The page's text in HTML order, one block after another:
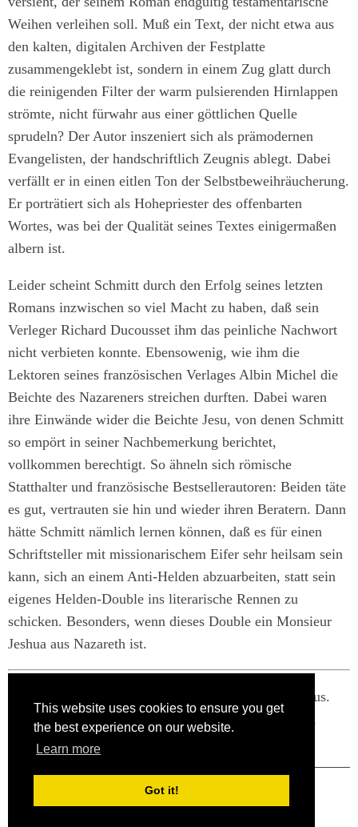
This website uses cookies to ensure you get
the best experience on our website.
Learn more
Got it!
Weihen verleihen soll. Muß ein Text, der nicht etwa aus
den kalten, digitalen Archiven der Festplatte
zusammengeklebt ist, sondern in einem Zug glatt durch
die reinigenden Filter der warm pulsierenden Hirnlappen
strömte, nicht fürwahr aus einer göttlichen Quelle
sprudeln? Der Autor inszeniert sich als prämodernen
Evangelisten, der handschriftlich Zeugnis ablegt. Dabei
verfällt er in einen eitlen Ton der Selbstbeweihräucherung.
Er porträtiert sich als Hohepriester des offenbarten
Wortes, was bei der Qualität seines Textes einigermaßen
albern ist.
Leider scheint Schmitt durch den Erfolg seines letzten
Romans inzwischen so viel Macht zu haben, daß sein
Verleger Richard Ducousset ihm das peinliche Nachwort
nicht verbieten konnte. Ebensowenig, wie ihm die
Lektoren seines französischen Verlages Albin Michel die
Beichte des Nazareners streichen durften. Dabei waren
ihre Einwände wider die Beichte Jesu, von denen Schmitt
so empört in seiner Nachbemerkung berichtet,
vollkommen berechtigt. So ähneln sich römische
Statthalter und französische Bestsellerautoren: Beiden täte
es gut, vertrauten sie hin und wieder ihren Beratern. Dann
hätte Schmitt nämlich lernen können, daß es für einen
Schriftsteller mit missionarischem Eifer sehr heilsam sein
kann, sich an einem Anti-Helden abzuarbeiten, statt sein
eigenes Helden-Double ins literarische Rennen zu
schicken. Besonders, wenn dieses Double ein Monsieur
Jeshua aus Nazareth ist.
Eric-Emmanuel Schmitt: Das Evangelium nach Pilatus.
Roman, Aus dem Französischen von Brigitte Grosse,
Ammann Verlag, Zürich 2005 298 S., 18,90 Euro
RSS Texte